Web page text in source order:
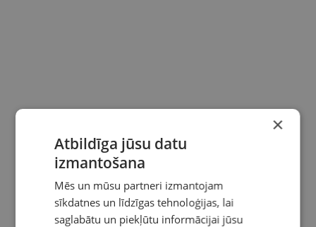
×
Atbildīga jūsu datu
izmantošana
Mēs un mūsu partneri izmantojam
sīkdatnes un līdzīgas tehnoloģijas, lai
saglabātu un piekļūtu informācijai jūsu